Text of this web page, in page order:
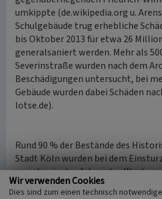
umkippte (de.wikipedia.org u. Arens
Schulgebäude trug erhebliche
bis Oktober 2013 für etwa 26
generalsaniert werden. Mehr als
Severinstraße wurden nach dem
Beschädigungen untersucht, bei
Gebäude wurden dabei Schäden
lotse.de).
Rund 90 % der Bestände des
Stadt Köln wurden bei dem
mussten in den folgenden Wochen
aus den nassen Gebäudetrümmern
Wir verwenden Cookies
Dies sind zum einen technisch